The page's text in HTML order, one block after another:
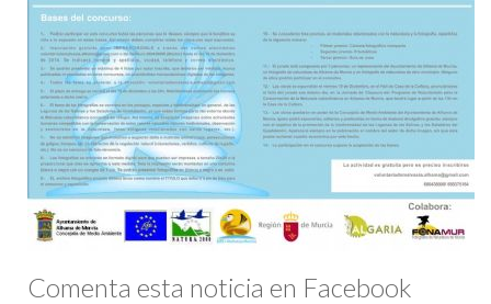
Comenta esta noticia en Facebook